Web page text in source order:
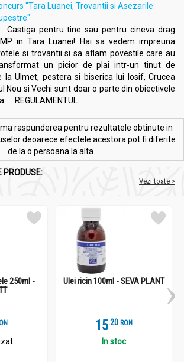
"Tara Luanei, Trovantii si Asezarile
pentru tine sau pentru cineva drag
in Tara Luanei! Hai sa vedem impreuna
si trovantii si sa aflam povestile care au
un picior de plai intr-un tinut de
la Ulmet, pestera si biserica lui Iosif, Crucea
Nou si Vechi sunt doar o parte din obiectivele
REGULAMENTUL...
raspunderea pentru rezultatele obtinute in
deoarece efectele acestora pot fi diferite
de la o persoana la alta.
PRODUSE:
Vezi toate >
250ml -
Ulei ricin 100ml - SEVA PLANT
15.2 RON
In stoc